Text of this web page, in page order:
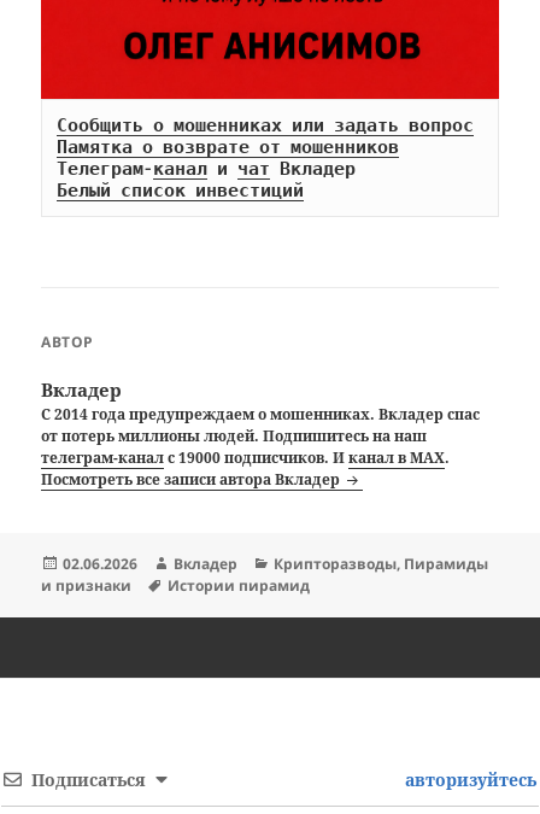
Сообщить о мошенниках или задать вопрос
Памятка о возврате от мошенников
Телеграм-канал и чат
Белый список инвестиций
АВТОР
Вкладер
С 2014 года предупреждаем о мошенниках. Вкладер спас
от потерь миллионы людей. Подпишитесь на наш
телеграм-каналс 19000 подписчиков. Иканал в MAX.
Посмотреть все записи автора Вкладер
Опубликовано
02.06.2026 Автор
Вкладер Рубрики
Крипторазводы, Пирамиды
и признаки
Метки
Истории пирамид
Подписаться авторизуйтесь